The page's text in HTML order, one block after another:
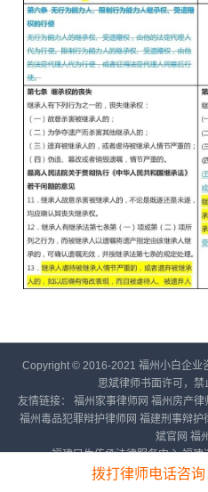
Copyright © 2016-2021 福州小白企业
思斌律师书面许可，禁
友情链接： 福州家事律师网 福州房产律
福州毒品犯罪辩护律师网 福建刑事辩护
斌官网 福
福建民生传承法律服务中心 福建
备案号：闽ICP
拨打律师电话咨